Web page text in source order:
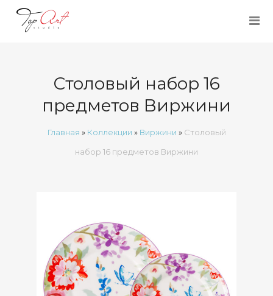
Столовый набор 16
предметов Виржини
Главная » Коллекции » Виржини » Столовый
набор 16 предметов Виржини